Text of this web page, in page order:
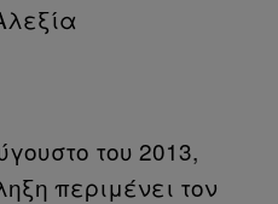
του 2013,
περιμένει τον